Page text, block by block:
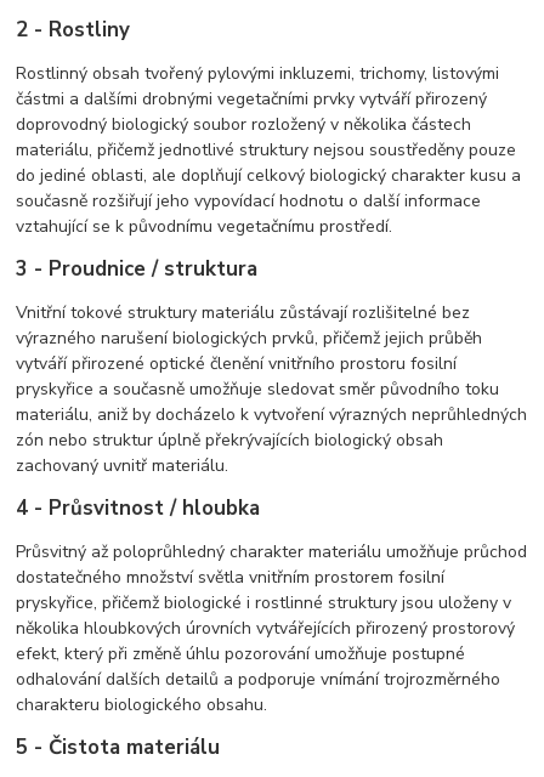
2 - Rostliny
Rostlinný obsah tvořený pylovými inkluzemi, trichomy, listovými
částmi a dalšími drobnými vegetačními prvky vytváří přirozený
doprovodný biologický soubor rozložený v několika částech
materiálu, přičemž jednotlivé struktury nejsou soustředěny pouze
do jediné oblasti, ale doplňují celkový biologický charakter kusu a
současně rozšiřují jeho vypovídací hodnotu o další informace
vztahující se k původnímu vegetačnímu prostředí.
3 - Proudnice / struktura
Vnitřní tokové struktury materiálu zůstávají rozlišitelné bez
výrazného narušení biologických prvků, přičemž jejich průběh
vytváří přirozené optické členění vnitřního prostoru fosilní
pryskyřice a současně umožňuje sledovat směr původního toku
materiálu, aniž by docházelo k vytvoření výrazných neprůhledných
zón nebo struktur úplně překrývajících biologický obsah
zachovaný uvnitř materiálu.
4 - Průsvitnost / hloubka
Průsvitný až poloprůhledný charakter materiálu umožňuje průchod
dostatečného množství světla vnitřním prostorem fosilní
pryskyřice, přičemž biologické i rostlinné struktury jsou uloženy v
několika hloubkových úrovních vytvářejících přirozený prostorový
efekt, který při změně úhlu pozorování umožňuje postupné
odhalování dalších detailů a podporuje vnímání trojrozměrného
charakteru biologického obsahu.
5 - Čistota materiálu